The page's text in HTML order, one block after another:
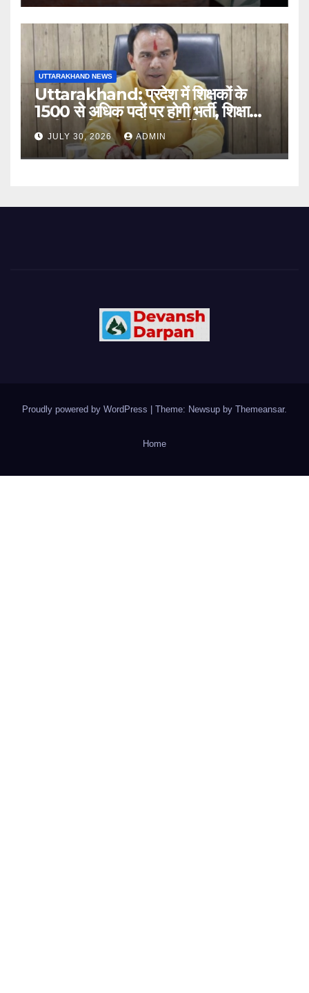
UTTARAKHAND NEWS
Uttarakhand: प्रदेश में शिक्षकों के
1500 से अधिक पदों पर होगी भर्ती, शिक्षा
मंत्री धन सिंह रावत ने दिए निर्देश
JULY 30, 2026 ADMIN
Proudly powered by WordPress Theme: Newsup by Themeansar.
Home